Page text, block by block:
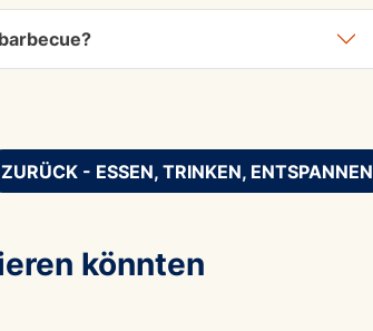
ZURÜCK - ESSEN, TRINKEN, ENTSPANNEN
könnten